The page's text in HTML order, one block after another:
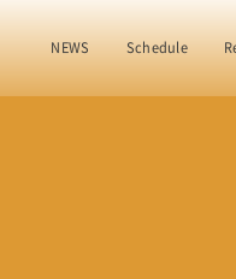
NEWS Schedule